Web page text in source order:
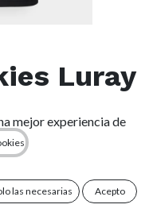
Luray
dar la talla tanto para
en casa. Tejido de
mejor experiencia de
las necesarias Acepto